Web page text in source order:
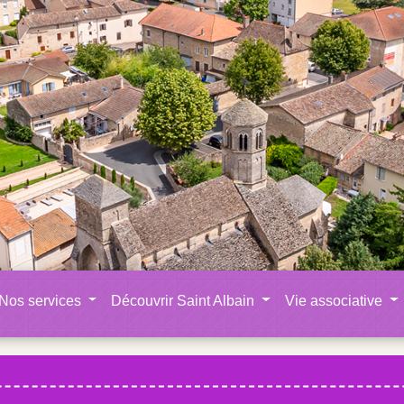
Nos services Découvrir Saint Albain Vie associative